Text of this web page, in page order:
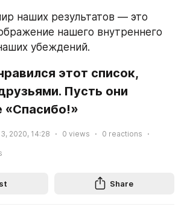
наших результатов — это
нашего внутреннего
убеждений.
этот список,
Пусть они
«Спасибо!»
2020, 14:28 0 views 0 reactions
Share